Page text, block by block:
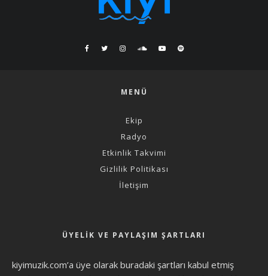
MENÜ
Ekip
Radyo
Etkinlik Takvimi
Gizlilik Politikası
İletişim
ÜYELIK VE PAYLAŞIM ŞARTLARI
kiyimuzik.com’a üye olarak buradaki şartları kabul etmiş